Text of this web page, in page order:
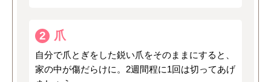
2 爪
自分で爪とぎをした鋭い爪をそのままにすると、
家の中が傷だらけに。2週間程に1回は切ってあげ